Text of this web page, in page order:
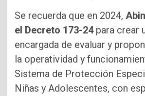
Se recuerda que en 2024,
el Decreto 173-24para crear
encargada de evaluar y
la operatividad y
Sistema de Protección
Niñas y Adolescentes, con